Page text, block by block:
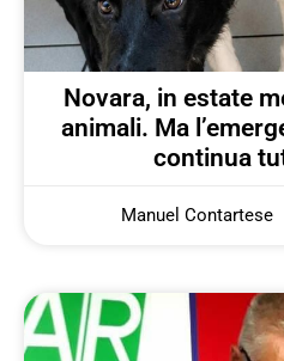
Novara, in estate
animali. Ma
continua
Manuel Contartese